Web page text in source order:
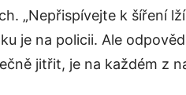
„Nepřispívejte k šíření
je na policii. Ale
jitřit, je na každém z